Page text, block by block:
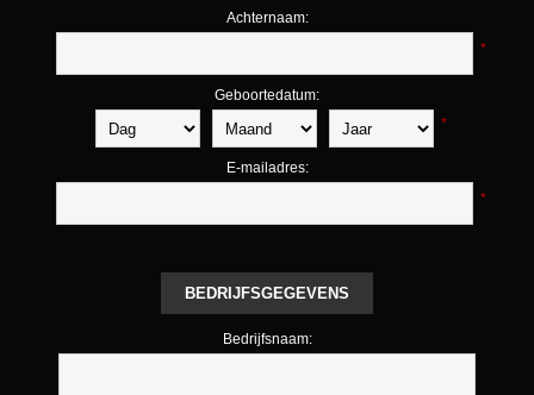
Achternaam:
*
Geboortedatum:
*
E-mailadres:
*
BEDRIJFSGEGEVENS
Bedrijfsnaam: